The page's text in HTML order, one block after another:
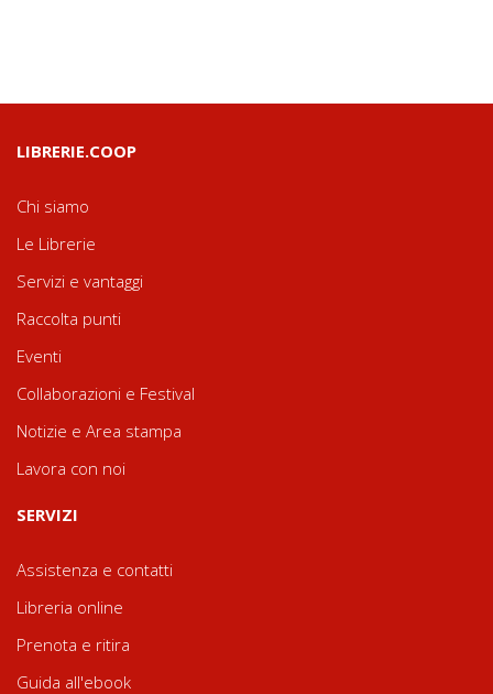
LIBRERIE.COOP
Chi siamo
Le Librerie
Servizi e vantaggi
Raccolta punti
Eventi
Collaborazioni e Festival
Notizie e Area stampa
Lavora con noi
SERVIZI
Assistenza e contatti
Libreria online
Prenota e ritira
Guida all'ebook